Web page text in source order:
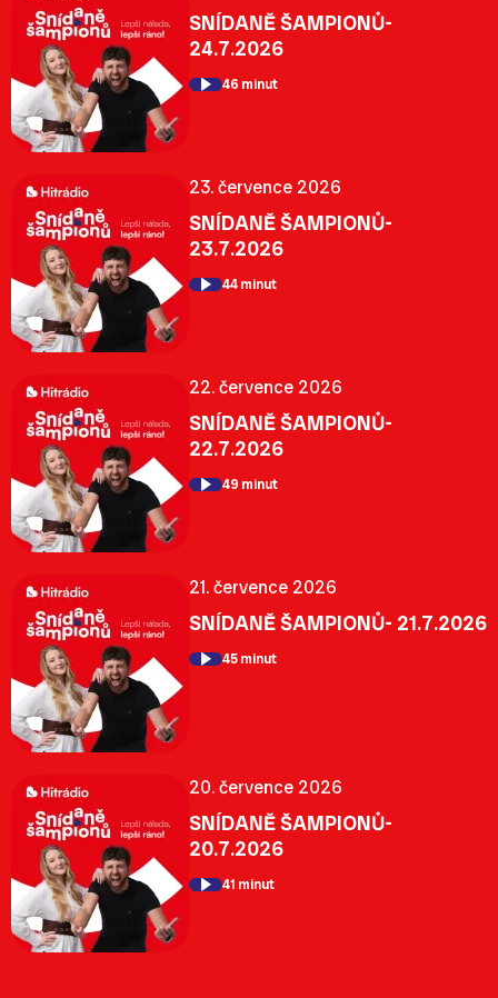
SNÍDANĚ ŠAMPIONŮ-
24.7.2026
46 minut
23. července 2026
SNÍDANĚ ŠAMPIONŮ-
23.7.2026
44 minut
22. července 2026
SNÍDANĚ ŠAMPIONŮ-
22.7.2026
49 minut
21. července 2026
SNÍDANĚ ŠAMPIONŮ- 21.7.2026
45 minut
20. července 2026
SNÍDANĚ ŠAMPIONŮ-
20.7.2026
41 minut